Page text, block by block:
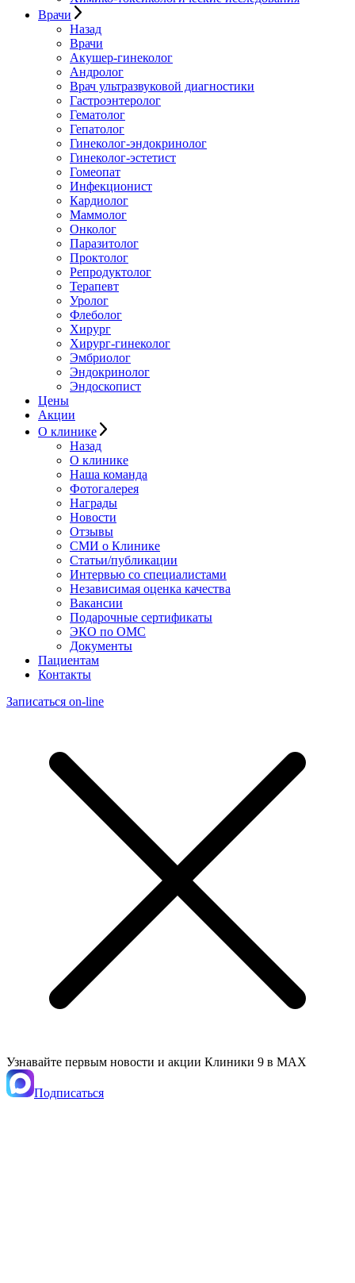
Врачи
Назад
Врачи
Акушер-гинеколог
Андролог
Врач ультразвуковой диагностики
Гастроэнтеролог
Гематолог
Гепатолог
Гинеколог-эндокринолог
Гинеколог-эстетист
Гомеопат
Инфекционист
Кардиолог
Маммолог
Онколог
Паразитолог
Проктолог
Репродуктолог
Терапевт
Уролог
Флеболог
Хирург
Хирург-гинеколог
Эмбриолог
Эндокринолог
Эндоскопист
Цены
Акции
О клинике
Назад
О клинике
Наша команда
Фотогалерея
Награды
Новости
Отзывы
СМИ о Клинике
Статьи/публикации
Интервью со специалистами
Независимая оценка качества
Вакансии
Подарочные сертификаты
ЭКО по ОМС
Документы
Пациентам
Контакты
Записаться on-line
Узнавайте первым новости и акции Клиники 9 в MAX
Подписаться